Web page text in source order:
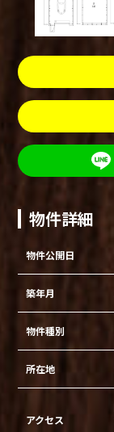
物件詳細
物件公開日
築年月
物件種別
所在地
アクセス